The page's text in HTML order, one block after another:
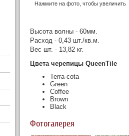
Нажмите на фото, чтобы увеличить
Высота волны - 60мм.
Расход - 0,43 шт./кв.м.
Вес шт. - 13,82 кг.
Цвета черепицы QueenTile
Terra-cota
Green
Coffee
Brown
Black
Фотогалерея